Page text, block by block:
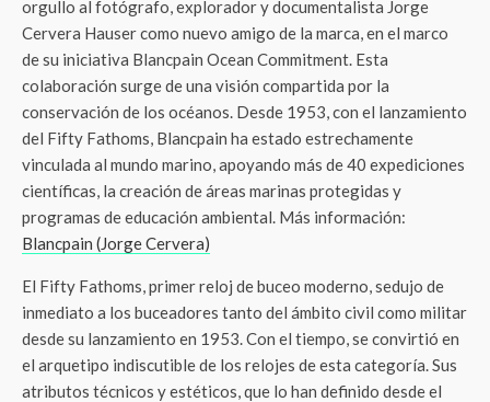
orgullo al fotógrafo, explorador y documentalista Jorge
Cervera Hauser como nuevo amigo de la marca, en el marco
de su iniciativa Blancpain Ocean Commitment. Esta
colaboración surge de una visión compartida por la
conservación de los océanos. Desde 1953, con el lanzamiento
del Fifty Fathoms, Blancpain ha estado estrechamente
vinculada al mundo marino, apoyando más de 40 expediciones
científicas, la creación de áreas marinas protegidas y
programas de educación ambiental. Más información:
Blancpain (Jorge Cervera)
El Fifty Fathoms, primer reloj de buceo moderno, sedujo de
inmediato a los buceadores tanto del ámbito civil como militar
desde su lanzamiento en 1953. Con el tiempo, se convirtió en
el arquetipo indiscutible de los relojes de esta categoría. Sus
atributos técnicos y estéticos, que lo han definido desde el